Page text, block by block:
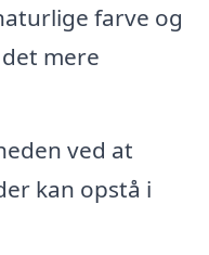
farve og
mere
ved at
kan opstå i